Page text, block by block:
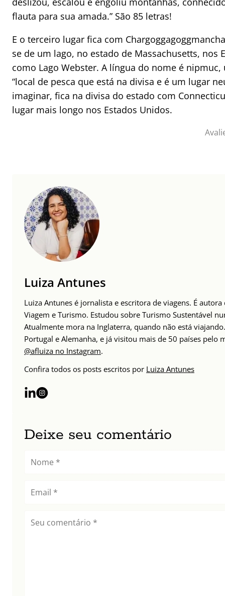
flauta para sua amada.” São 85 letras!
E o terceiro lugar fica com
se de um lago, no estado de Massachusetts, nos
como Lago Webster. A língua do nome é
“local de pesca que está na divisa e é um lugar
imaginar, fica na divisa do estado com
lugar mais longo nos Estados Unidos.
Luiza Antunes
Luiza Antunes é jornalista e escritora de viagens. É
Viagem e Turismo. Estudou sobre Turismo Sustentável
Atualmente mora na Inglaterra, quando não está
Portugal e Alemanha, e já visitou mais de 50 países pelo
@afluiza no Instagram.
Confira todos os posts escritos por Luiza Antunes
Deixe seu comentário